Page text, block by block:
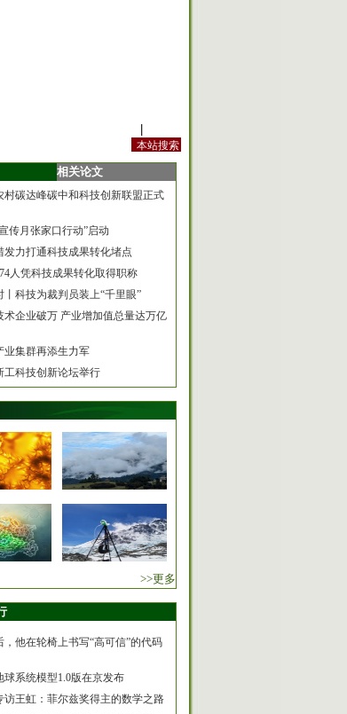
相关论文
村碳达峰碳中和科技创新联盟正式
传月张家口行动”启动
发力打通科技成果转化堵点
人凭科技成果转化取得职称
丨科技为裁判员装上“千里眼”
术企业破万 产业增加值总量达万亿
业集群再添生力军
工科技创新论坛举行
>>更多
，他在轮椅上书写“高可信”的代码
球系统模型1.0版在京发布
访王虹：菲尔兹奖得主的数学之路